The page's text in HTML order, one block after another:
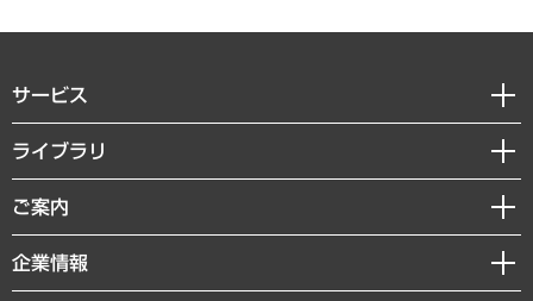
サービス
経営戦略
組織・人事戦略
デジタルイノベーション
ライブラリ
経済調査
レポート
コラム
ご案内
セミナー・イベント情報
MUFGビジネスセミナー
企業情報